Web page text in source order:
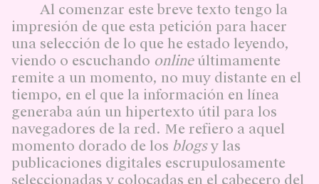
Al comenzar este breve texto tengo la
impresión de que esta petición para hacer
una selección de lo que he estado leyendo,
viendo o escuchando onlineúltimamente
remite a un momento, no muy distante en el
tiempo, en el que la información en línea
generaba aún un hipertexto útil para los
navegadores de la red. Me refiero a aquel
momento dorado de los blogsy las
publicaciones digitales escrupulosamente
seleccionadas y colocadas en el cabecero del